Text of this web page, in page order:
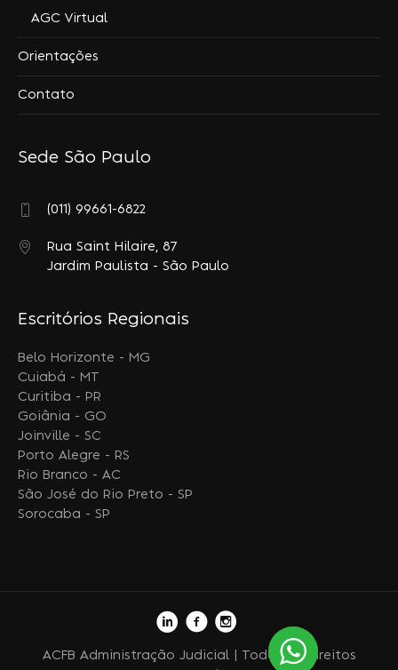
AGC Virtual
Orientações
Contato
Sede São Paulo
(011) 99661-6822
Rua Saint Hilaire, 87
Jardim Paulista - São Paulo
Escritórios Regionais
Belo Horizonte - MG
Cuiabá - MT
Curitiba - PR
Goiânia - GO
Joinville - SC
Porto Alegre - RS
Rio Branco - AC
São José do Rio Preto - SP
Sorocaba - SP
ACFB Administração Judicial | Todos os direitos